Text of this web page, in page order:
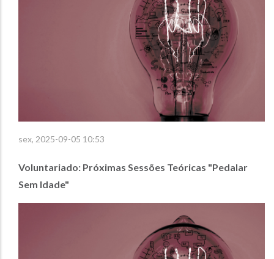
sex, 2025-09-05 10:53
Voluntariado: Próximas Sessões Teóricas "Pedalar
Sem Idade"